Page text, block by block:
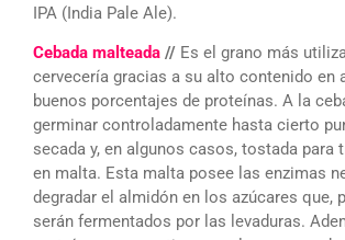
IPA (India Pale Ale).
Cebada malteada // Es el grano más
cervecería gracias a su alto contenido en
buenos porcentajes de proteínas. A la
germinar controladamente hasta cierto
secada y, en algunos casos, tostada para
en malta. Esta malta posee las enzimas
degradar el almidón en los azúcares que,
serán fermentados por las levaduras.